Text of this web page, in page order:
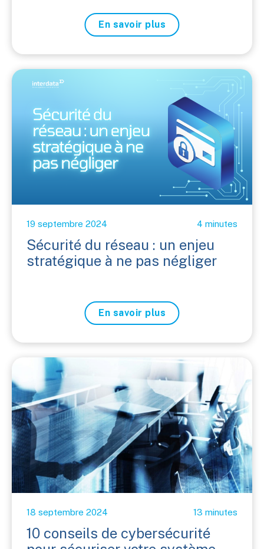
En savoir plus
19 septembre 2024 4 minutes
Sécurité du réseau : un enjeu
stratégique à ne pas négliger
En savoir plus
18 septembre 2024 13 minutes
10 conseils de cybersécurité